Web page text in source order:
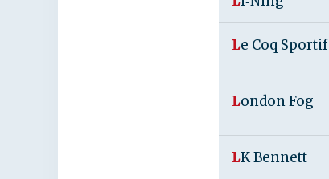
Le Coq Sportif
London Fog
LK Bennett